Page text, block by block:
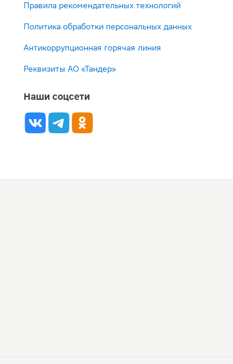
Правила рекомендательных технологий
Политика обработки персональных данных
Антикоррупционная горячая линия
Реквизиты АО «Тандер»
Наши соцсети